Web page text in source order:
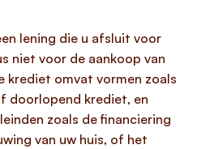
lening die u afsluit voor
niet voor de aankoop van
krediet omvat vormen zoals
doorlopend krediet, en
zoals de financiering
van uw huis, of het